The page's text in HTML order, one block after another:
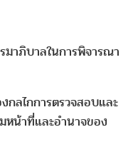
มาภิบาลในการพิจารณา
กลไกการตรวจสอบและ
หน้าที่และอำนาจของ